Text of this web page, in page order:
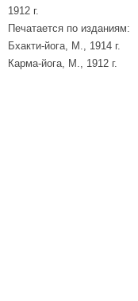
1912 г.
Печатается по изданиям:
Бхакти-йога, М., 1914 г.
Карма-йога, М., 1912 г.